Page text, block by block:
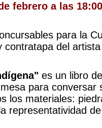
febrero a las
para la
contratapa del
es un libro
para
los materiales:
representatividad